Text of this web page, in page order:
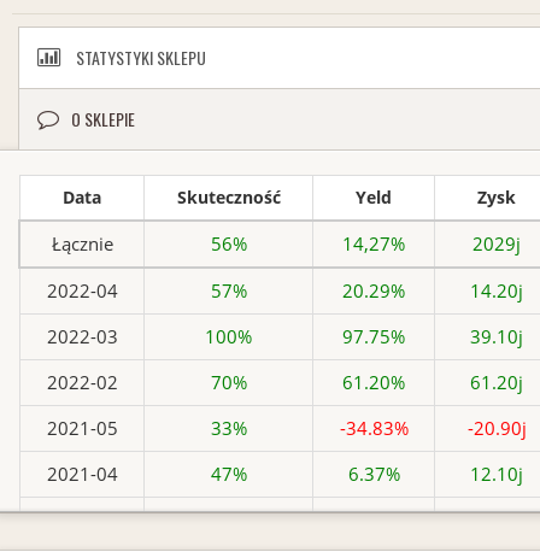
STATYSTYKI SKLEPU
O SKLEPIE
Data Skuteczność Yeld Zysk
Łącznie 56% 14,27%
2029j
2022-04
57% 20.29%
14.20j
2022-03
100% 97.75%
39.10j
2022-02
70% 61.20%
61.20j
2021-05
33% -34.83%
-20.90j
2021-04
47% 6.37%
12.10j
2021-03
36% -24.20%
-60.50j